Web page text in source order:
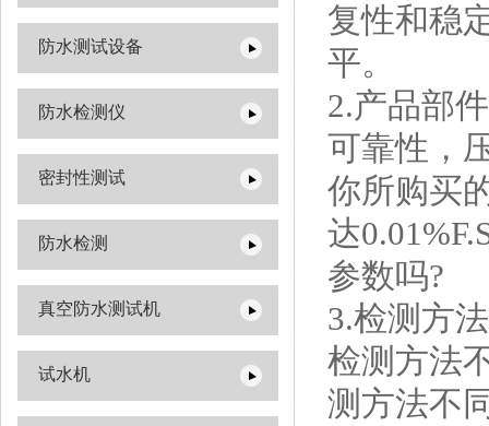
防水测试设备
防水检测仪
密封性测试
防水检测
真空防水测试机
试水机
复性和稳
平。
2.产品部
可靠性，
你所购买
达
参数吗?
3.检测方
检测方法
测方法不